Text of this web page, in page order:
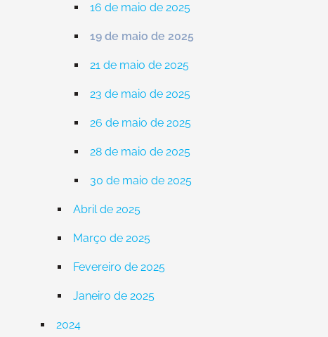
16 de maio de 2025
19 de maio de 2025
21 de maio de 2025
23 de maio de 2025
26 de maio de 2025
28 de maio de 2025
30 de maio de 2025
Abril de 2025
Março de 2025
Fevereiro de 2025
Janeiro de 2025
2024